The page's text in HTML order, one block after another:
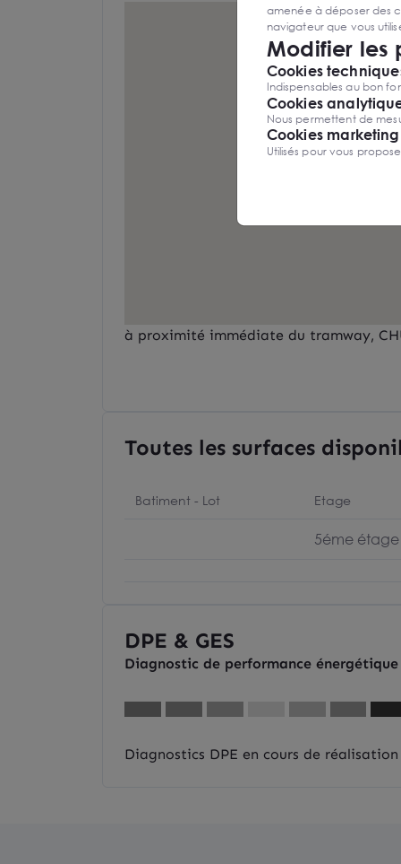
à proximité immédiate du tramway,
Toutes les surfaces
Batiment - Lot Etage
5éme étage
DPE & GES
Diagnostic de performance énergétique
Diagnostics DPE en cours de réalisation
amenée à déposer des
navigateur que vous
Modifier les
Cookies
Indispensables au bon
Cookies
Nous permettent de
Cookies marketing
Utilisés pour vous